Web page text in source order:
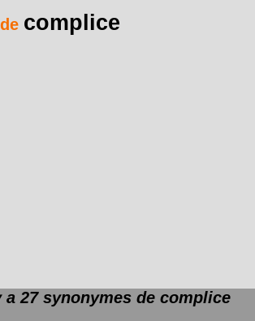
complice
a 27 synonymes de complice